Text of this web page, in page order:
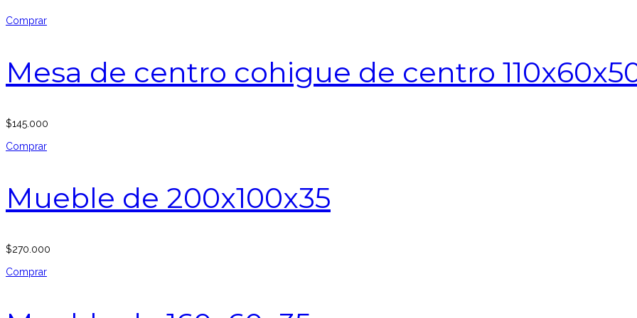
Comprar
Mesa de centro cohigue de centro
$145.000
Comprar
Mueble de 200x100x35
$270.000
Comprar